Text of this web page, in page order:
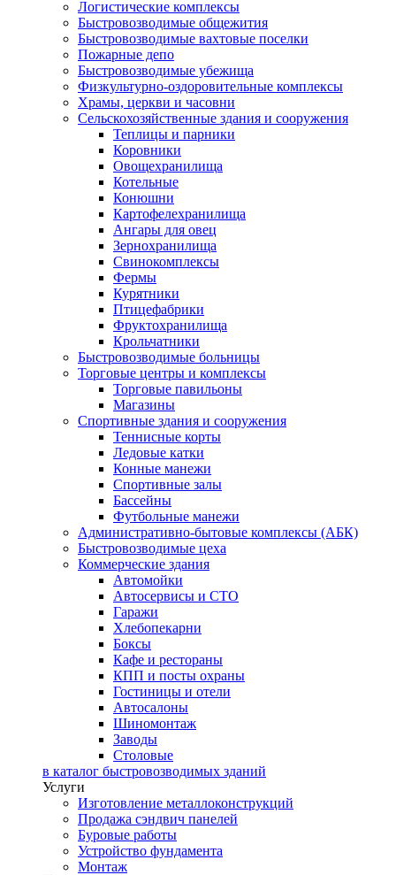
Логистические комплексы
Быстровозводимые общежития
Быстровозводимые вахтовые поселки
Пожарные депо
Быстровозводимые убежища
Физкультурно-оздоровительные комплексы
Храмы, церкви и часовни
Сельскохозяйственные здания и сооружения
Теплицы и парники
Коровники
Овощехранилища
Котельные
Конюшни
Картофелехранилища
Ангары для овец
Зернохранилища
Свинокомплексы
Фермы
Курятники
Птицефабрики
Фруктохранилища
Крольчатники
Быстровозводимые больницы
Торговые центры и комплексы
Торговые павильоны
Магазины
Спортивные здания и сооружения
Теннисные корты
Ледовые катки
Конные манежи
Спортивные залы
Бассейны
Футбольные манежи
Административно-бытовые комплексы (АБК)
Быстровозводимые цеха
Коммерческие здания
Автомойки
Автосервисы и СТО
Гаражи
Хлебопекарни
Боксы
Кафе и рестораны
КПП и посты охраны
Гостиницы и отели
Автосалоны
Шиномонтаж
Заводы
Столовые
в каталог быстровозводимых зданий
Услуги
Изготовление металлоконструкций
Продажа сэндвич панелей
Буровые работы
Устройство фундамента
Монтаж